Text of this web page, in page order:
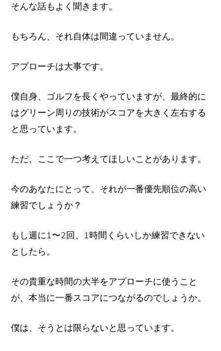
そんな話もよく聞きます。
もちろん、それ自体は間違っていません。
アプローチは大事です。
僕自身、ゴルフを長くやっていますが、最終的に
はグリーン周りの技術がスコアを大きく左右する
と思っています。
ただ、ここで一つ考えてほしいことがあります。
今のあなたにとって、それが一番優先順位の高い
練習でしょうか？
もし週に1〜2回、1時間くらいしか練習できない
としたら。
その貴重な時間の大半をアプローチに使うこと
が、本当に一番スコアにつながるのでしょうか。
僕は、そうとは限らないと思っています。